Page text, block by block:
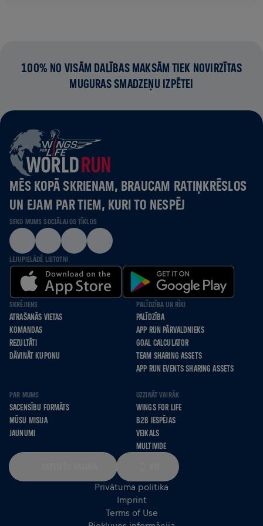
100% NO VISĀM DALĪBAS MAKSĀM TIEK NOVIRZĪTAS
MUGURAS SMADZEŅU IZPĒTEI
MĒS KOPĀ SKRIENAM, BRAUCAM RATIŅKRĒSLOS
UN EJAM PAR TIEM, KURI TO NESPĒJ
SEKO MUMS SOCIĀLAJOS TĪKLOS
LEJUPIELĀDĒ LIETOTNI
SKRĒJIENS
ATRAŠANĀS VIETAS
KOMANDAS
REZULTĀTI
DĀVINĀT KUPONU
PALĪDZĪBA UN RĪKI
PALĪDZĪBA
APP RUN PĀRVALDNIEKS
GOAL CALCULATOR
TEAM SHARING ASSETS
APP RUN EVENTS SHARING ASSETS
PAR MUMS
SACENSĪBU FORMĀTS
MŪSU MISIJA
JAUNUMI
UZZINĀT VAIRĀK
WINGS FOR LIFE
B2B IESPĒJAS
VEIKALS
MULTIVIDE
Privātuma politika
Imprint
Terms of Use